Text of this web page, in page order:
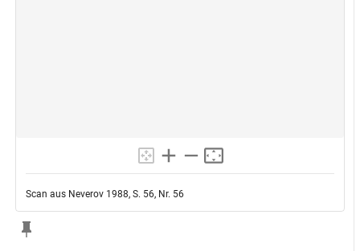
Scan aus Neverov 1988, S. 56, Nr. 56